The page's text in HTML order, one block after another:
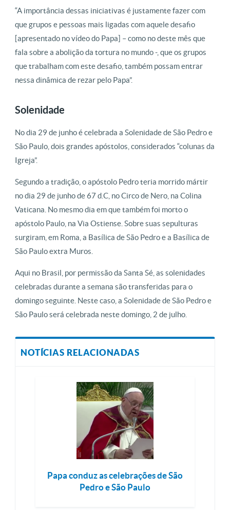
“A importância dessas iniciativas é justamente fazer com
que grupos e pessoas mais ligadas com aquele desafio
[apresentado no vídeo do Papa] – como no deste mês que
fala sobre a abolição da tortura no mundo -, que os grupos
que trabalham com este desafio, também possam entrar
nessa dinâmica de rezar pelo Papa”.
Solenidade
No dia 29 de junho é celebrada a Solenidade de São Pedro e
São Paulo, dois grandes apóstolos, considerados “colunas da
Igreja”.
Segundo a tradição, o apóstolo Pedro teria morrido mártir
no dia 29 de junho de 67 d.C, no Circo de Nero, na Colina
Vaticana. No mesmo dia em que também foi morto o
apóstolo Paulo, na Via Ostiense. Sobre suas sepulturas
surgiram, em Roma, a Basílica de São Pedro e a Basílica de
São Paulo extra Muros.
Aqui no Brasil, por permissão da Santa Sé, as solenidades
celebradas durante a semana são transferidas para o
domingo seguinte. Neste caso, a Solenidade de São Pedro e
São Paulo será celebrada neste domingo, 2 de julho.
NOTÍCIAS RELACIONADAS
Papa conduz as celebrações de São
Pedro e São Paulo